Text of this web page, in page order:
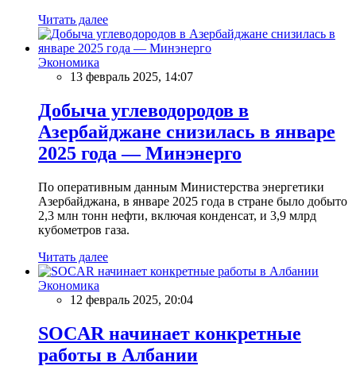
Читать далее
Экономика
13 февраль 2025, 14:07
Добыча углеводородов в
Азербайджане снизилась в январе
2025 года — Минэнерго
По оперативным данным Министерства энергетики
Азербайджана, в январе 2025 года в стране было добыто
2,3 млн тонн нефти, включая конденсат, и 3,9 млрд
кубометров газа.
Читать далее
Экономика
12 февраль 2025, 20:04
SOCAR начинает конкретные
работы в Албании